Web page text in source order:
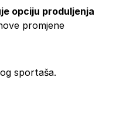
opciju produljenja
promjene
sportaša.